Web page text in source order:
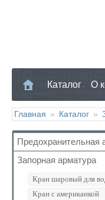
Каталог О
Главная » Каталог »
Предохранительная
Воздухоотводчик
Клапан
Манометр/Термометр
Запорная арматура
Кран шаровый для
Кран с американкой